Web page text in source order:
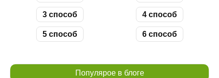
3 способ 4 способ
5 способ 6 способ
Популярое в блоге